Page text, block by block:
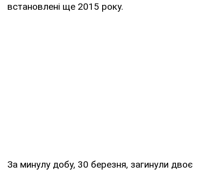
встановлені ще 2015 року.
За минулу добу, 30 березня, загинули двоє